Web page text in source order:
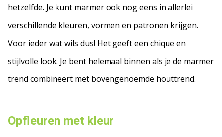
hetzelfde. Je kunt marmer ook nog eens in allerlei
verschillende kleuren, vormen en patronen krijgen.
Voor ieder wat wils dus! Het geeft een chique en
stijlvolle look. Je bent helemaal binnen als je de marmer
trend combineert met bovengenoemde houttrend.
Opfleuren met kleur